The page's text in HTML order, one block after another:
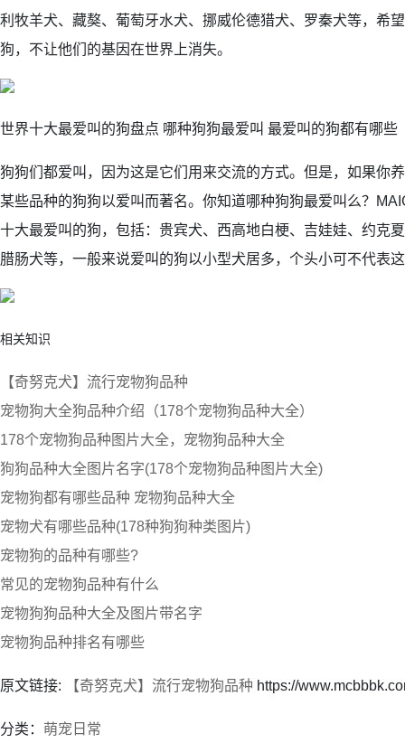
利牧羊犬、藏獒、葡萄牙水犬、挪威伦德猎犬、罗秦犬等，希
狗，不让他们的基因在世界上消失。
世界十大最爱叫的狗盘点 哪种狗狗最爱叫 最爱叫的狗都有哪些
狗狗们都爱叫，因为这是它们用来交流的方式。但是，如果你
某些品种的狗狗以爱叫而著名。你知道哪种狗狗最爱叫么？
十大最爱叫的狗，包括：贵宾犬、西高地白梗、吉娃娃、约克
腊肠犬等，一般来说爱叫的狗以小型犬居多，个头小可不代表
相关知识
【奇努克犬】流行宠物狗品种
宠物狗大全狗品种介绍（178个宠物狗品种大全）
178个宠物狗品种图片大全，宠物狗品种大全
狗狗品种大全图片名字(178个宠物狗品种图片大全)
宠物狗都有哪些品种 宠物狗品种大全
宠物犬有哪些品种(178种狗狗种类图片)
宠物狗的品种有哪些?
常见的宠物狗品种有什么
宠物狗狗品种大全及图片带名字
宠物狗品种排名有哪些
原文链接: 【奇努克犬】流行宠物狗品种 https://
分类： 萌宠日常